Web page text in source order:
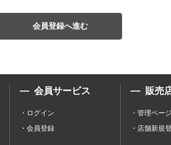
会員登録へ進む
会員サービス
ログイン
会員登録
販売
管理ペー
店舗新規